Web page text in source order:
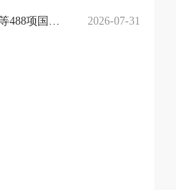
标准将实施 2026-07-31